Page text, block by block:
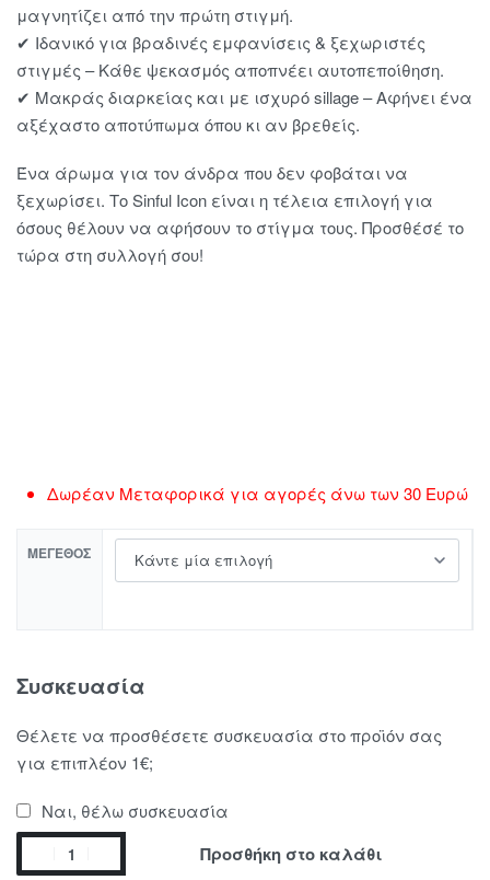
μαγνητίζει από την πρώτη στιγμή.
✔ Ιδανικό για βραδινές εμφανίσεις & ξεχωριστές
στιγμές – Κάθε ψεκασμός αποπνέει αυτοπεποίθηση.
✔ Μακράς διαρκείας και με ισχυρό sillage – Αφήνει ένα
αξέχαστο αποτύπωμα όπου κι αν βρεθείς.
Ένα άρωμα για τον άνδρα που δεν φοβάται να
ξεχωρίσει. Το Sinful Icon είναι η τέλεια επιλογή για
όσους θέλουν να αφήσουν το στίγμα τους. Προσθέσέ το
τώρα στη συλλογή σου!
Δωρέαν Μεταφορικά για αγορές άνω των 30 Ευρώ
ΜΈΓΕΘΟΣ
Συσκευασία
Θέλετε να προσθέσετε συσκευασία στο προϊόν σας
για επιπλέον 1€;
Ναι, θέλω συσκευασία
Προσθήκη στο καλάθι